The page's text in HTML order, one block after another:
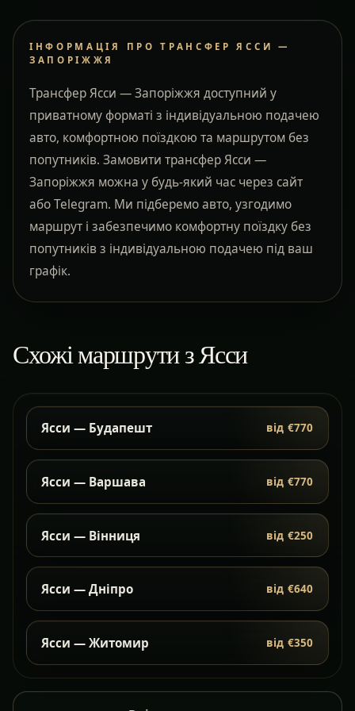
ІНФОРМАЦІЯ ПРО ТРАНСФЕР ЯССИ —
ЗАПОРІЖЖЯ
Трансфер Ясси — Запоріжжя доступний у
приватному форматі з індивідуальною подачею
авто, комфортною поїздкою та маршрутом без
попутників. Замовити трансфер Ясси —
Запоріжжя можна у будь-який час через сайт
або Telegram. Ми підберемо авто, узгодимо
маршрут і забезпечимо комфортну поїздку без
попутників з індивідуальною подачею під ваш
графік.
Схожі маршрути з Ясси
Ясси — Будапешт від €770
Ясси — Варшава від €770
Ясси — Вінниця від €250
Ясси — Дніпро від €640
Ясси — Житомир від €350